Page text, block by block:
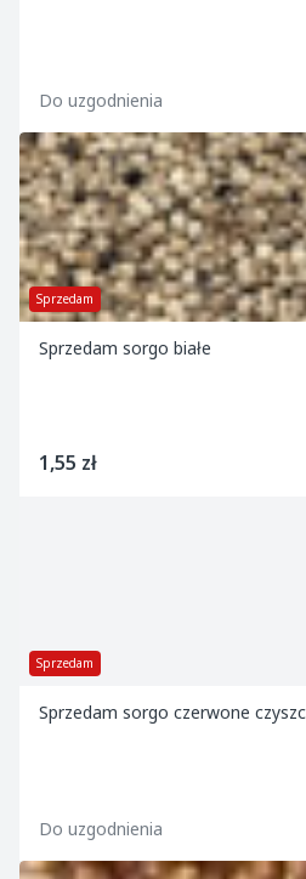
Do uzgodnienia
Sprzedam
Sprzedam sorgo białe
1,55 zł
Sprzedam
Sprzedam sorgo czerwone
Do uzgodnienia